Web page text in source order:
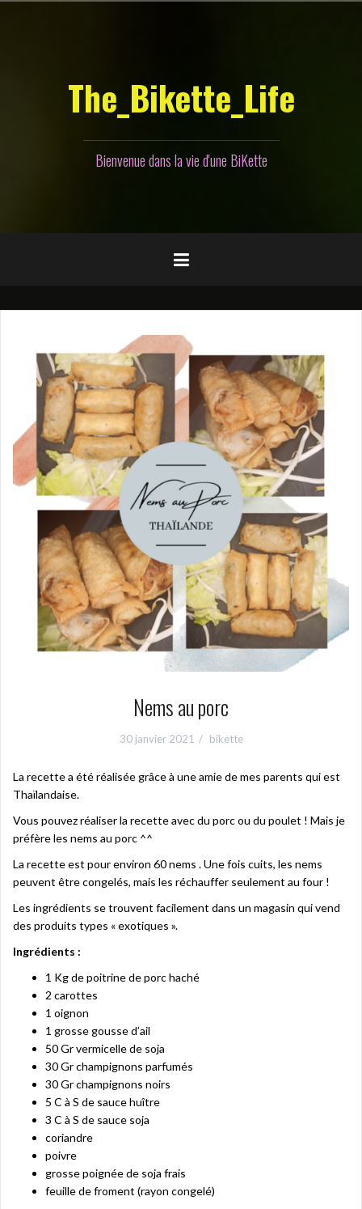
The_Bikette_Life
Bienvenue dans la vie d'une BiKette
Nems au porc
30 janvier 2021 bikette
La recette a été réalisée grâce à une amie de mes parents qui est
Thaïlandaise.
Vous pouvez réaliser la recette avec du porc ou du poulet ! Mais je
préfère les nems au porc ^^
La recette est pour environ 60 nems . Une fois cuits, les nems
peuvent être congelés, mais les réchauffer seulement au four !
Les ingrédients se trouvent facilement dans un magasin qui vend
des produits types « exotiques ».
Ingrédients :
1 Kg de poitrine de porc haché
2 carottes
1 oignon
1 grosse gousse d’ail
50 Gr vermicelle de soja
30 Gr champignons parfumés
30 Gr champignons noirs
5 C à S de sauce huître
3 C à S de sauce soja
coriandre
poivre
grosse poignée de soja frais
feuille de froment (rayon congelé)